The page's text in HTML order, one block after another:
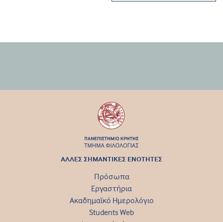
ΑΛΛΕΣ ΣΗΜΑΝΤΙΚΕΣ ΕΝΟΤΗΤΕΣ
Πρόσωπα
Εργαστήρια
Ακαδημαϊκό Ημερολόγιο
Students Web